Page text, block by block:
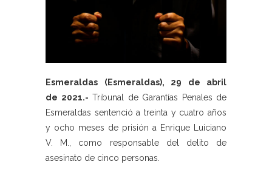
Esmeraldas (Esmeraldas), 29 de abril
de 2021.- Tribunal de Garantías Penales de
Esmeraldas sentenció a treinta y cuatro años
y ocho meses de prisión a Enrique Luiciano
V. M., como responsable del delito de
asesinato de cinco personas.